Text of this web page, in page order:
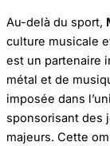
Au-delà du sport,
culture musicale
est un partenaire
métal et de
imposée dans
sponsorisant des
majeurs. Cette